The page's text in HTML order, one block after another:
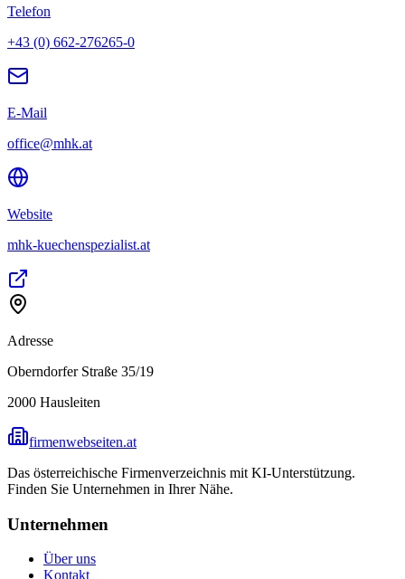
Telefon
+43 (0) 662-276265-0
E-Mail
office@mhk.at
Website
mhk-kuechenspezialist.at
Adresse
Oberndorfer Straße 35/19
2000 Hausleiten
firmenwebseiten.at
Das österreichische Firmenverzeichnis mit KI-Unterstützung.
Finden Sie Unternehmen in Ihrer Nähe.
Unternehmen
Über uns
Kontakt